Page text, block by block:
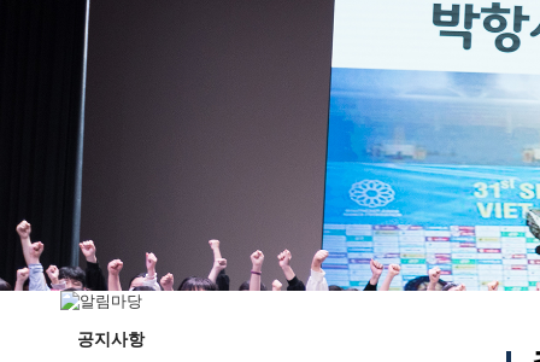
학교상징
학교 CI
교직원현황
학생현황
위치/전화
전경사진
공지사항